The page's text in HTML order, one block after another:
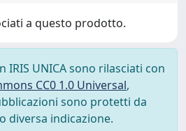
a questo prodotto.
IRIS UNICA sono rilasciati con
CC0 1.0 Universal,
sono protetti da
diversa indicazione.